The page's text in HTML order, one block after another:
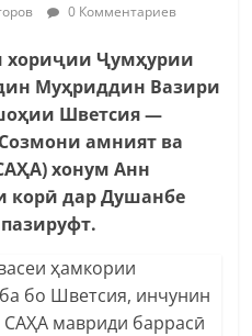
0 Комментариев
хориҷии Ҷумҳурии
Муҳриддин Вазири
Шветсия —
амният ва
хонум Анн
корӣ дар Душанбе
ҳамкории
бо Шветсия, инчунин
мавриди баррасӣ